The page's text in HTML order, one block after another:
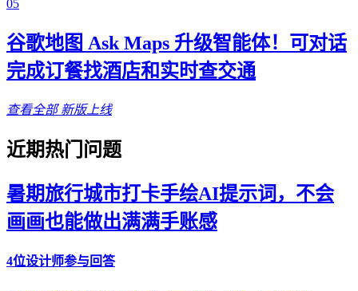
05
谷歌地图 Ask Maps 升级智能体！可对话
完成订餐找酒店和实时查交通
查看全部 新版上线
近期热门问题
暑期旅行城市打卡手绘AI提示词，不会
画画也能做出满满手账感
4位设计师参与回答